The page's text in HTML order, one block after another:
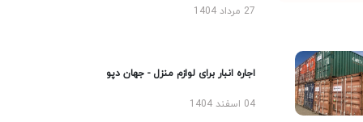
27 مرداد 1404
اجاره انبار برای لوازم منزل - جهان دپو
04 اسفند 1404